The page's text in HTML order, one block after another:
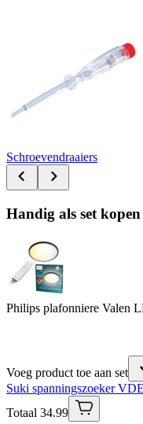
Schroevendraaiers
Handig als set kopen
Philips plafonniere Valen
Voeg product toe aan set
Suki spanningszoeker
Totaal 34.99